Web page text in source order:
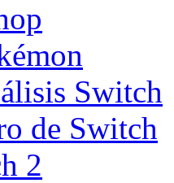
Switch
de Switch
2